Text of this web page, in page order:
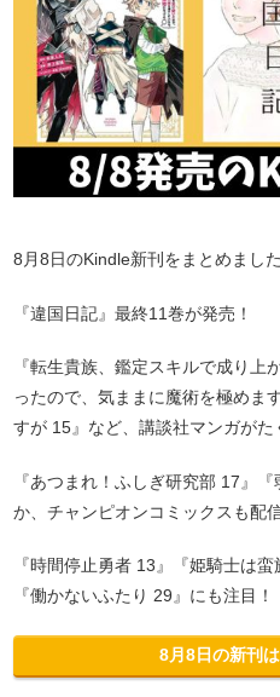
8月8日のKindle新刊をまとめました
『違国日記』最終11巻が発売！
『転生貴族、鑑定スキルで成り
ったので、気ままに魔術を極めま
すが 15』など、講談社マンガがた
『あつまれ！ふしぎ研究部 17』
か、チャンピオンコミックスも配信
『時間停止勇者 13』『姫騎士は
『働かないふたり 29』にも注目！
8月8日の新刊